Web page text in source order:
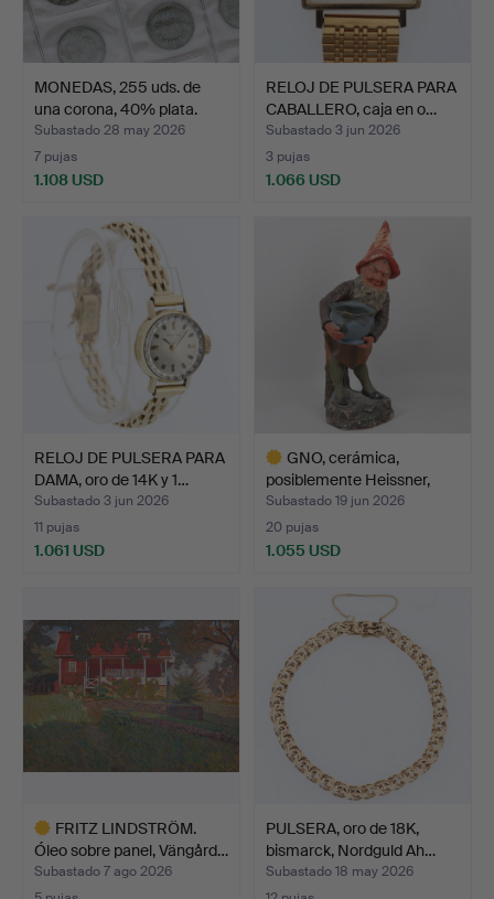
MONEDAS, 255 uds. de
una corona, 40% plata.
Subastado 28 may 2026
7 pujas
1.108 USD
RELOJ DE PULSERA PARA
CABALLERO, caja en o…
Subastado 3 jun 2026
3 pujas
1.066 USD
RELOJ DE PULSERA PARA
DAMA, oro de 14K y 1…
Subastado 3 jun 2026
11 pujas
1.061 USD
GNO, cerámica,
posiblemente Heissner,
prim…
Subastado 19 jun 2026
20 pujas
1.055 USD
seleccionado
FRITZ LINDSTRÖM.
Óleo sobre panel, Vängård…
Subastado 7 ago 2026
PULSERA, oro de 18K,
bismarck, Nordguld Ah…
Subastado 18 may 2026